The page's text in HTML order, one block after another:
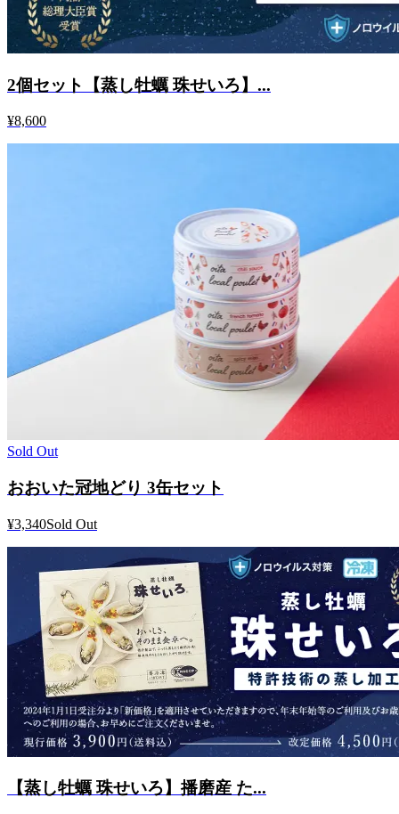
2個セット【蒸し牡蠣 珠せいろ】...
¥8,600
Sold Out
おおいた冠地どり 3缶セット
¥3,340Sold Out
【蒸し牡蠣 珠せいろ】播磨産 た...